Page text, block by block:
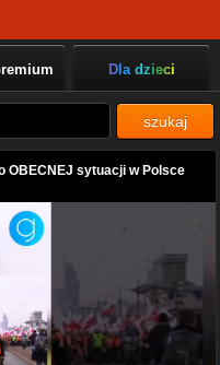
Dla dzieci
szukaj
OBECNEJ sytuacji w Polsce